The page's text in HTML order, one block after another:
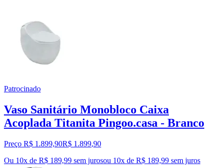
Patrocinado
Vaso Sanitário Monobloco Caixa
Acoplada Titanita Pingoo.casa - Branco
Preço R$ 1.899,90R$ 1.899,90
Ou 10x de R$ 189,99 sem jurosou 10x de R$ 189,99 sem juros